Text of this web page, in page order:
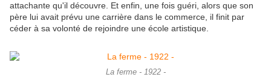
attachante qu'il découvre. Et enfin, une fois guéri, alors que son
père lui avait prévu une carrière dans le commerce, il finit par
céder à sa volonté de rejoindre une école artistique.
La ferme - 1922 -